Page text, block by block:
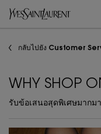
กลับไปยัง Customer
WHY SHOP
รับข้อเสนอสุดพิเศษมากมา